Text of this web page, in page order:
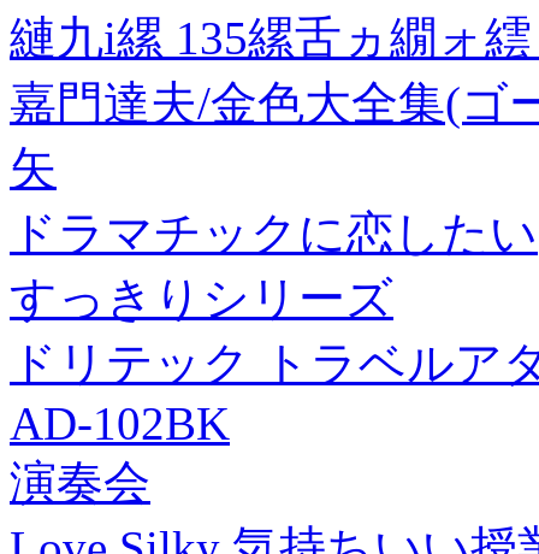
縺九i縲 135縲舌ヵ繝ォ
嘉門達夫/金色大全集(ゴ
矢
ドラマチックに恋した
すっきりシリーズ
ドリテック トラベルア
AD-102BK
演奏会